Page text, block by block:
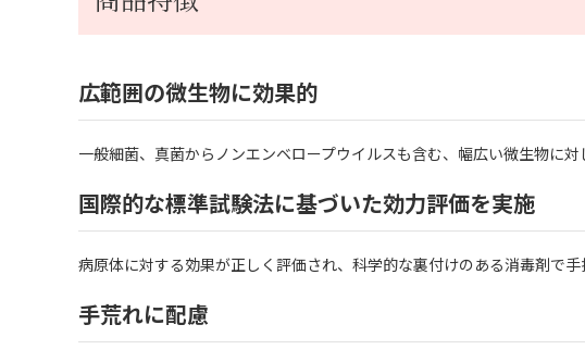
広範囲の微生物に効果的
一般細菌、真菌からノンエンベロープウイルスも含む、幅広い微生物に対
国際的な標準試験法に基づいた効力評価を実施
病原体に対する効果が正しく評価され、科学的な裏付けのある消毒剤で手
手荒れに配慮